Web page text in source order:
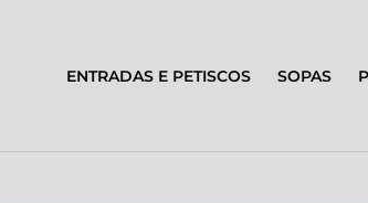
ENTRADAS E PETISCOS SOPAS